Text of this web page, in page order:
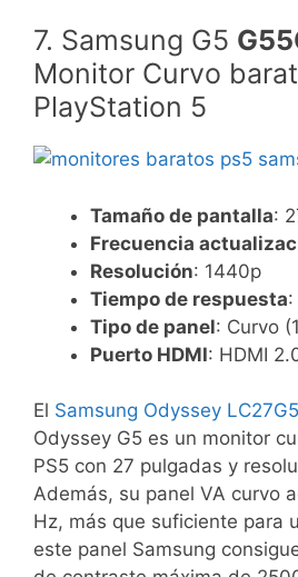
7. Samsung G5
Monitor Curvo
PlayStation 5
Tamaño de pantalla:
Frecuencia
Resolución: 1440p
Tiempo de respuesta:
Tipo de panel: Curvo
Puerto HDMI: HDMI
El Samsung Odyssey
Odyssey G5 es un monitor
PS5 con 27 pulgadas y
Además, su panel VA curvo
Hz, más que suficiente para
este panel Samsung